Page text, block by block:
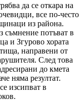
да се откара на
все по-често
из района.
съмнение потъват в
и Згурово хората
направени от
След това
до кмета
няма резултат.
изсипват в